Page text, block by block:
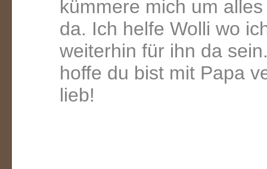
kümmere mich um
da. Ich helfe Wolli wo
weiterhin für ihn da
hoffe du bist mit Papa
lieb!